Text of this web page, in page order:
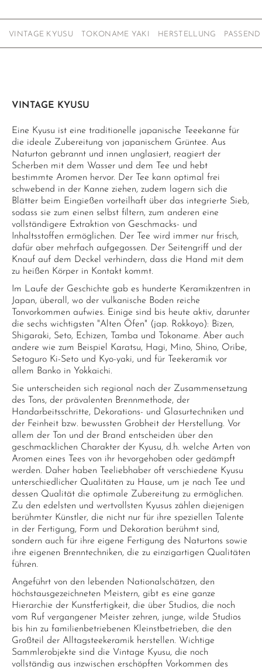
VINTAGE KYUSU TOKONAME YAKI HERSTELLUNG
VINTAGE KYUSU
Eine Kyusu ist eine traditionelle japanische Teeekanne für
die ideale Zubereitung von japanischem Grüntee. Aus
Naturton gebrannt und innen unglasiert, reagiert der
Scherben mit dem Wasser und dem Tee und hebt
bestimmte Aromen hervor. Der Tee kann optimal frei
schwebend in der Kanne ziehen, zudem lagern sich die
Blätter beim Eingießen vorteilhaft über das integrierte Sieb,
sodass sie zum einen selbst filtern, zum anderen eine
vollständigere Extraktion von Geschmacks- und
Inhaltsstoffen ermöglichen. Der Tee wird immer nur frisch,
dafür aber mehrfach aufgegossen. Der Seitengriff und der
Knauf auf dem Deckel verhindern, dass die Hand mit dem
zu heißen Körper in Kontakt kommt.
Im Laufe der Geschichte gab es hunderte Keramikzentren in
Japan, überall, wo der vulkanische Boden reiche
Tonvorkommen aufwies. Einige sind bis heute aktiv, darunter
die sechs wichtigsten "Alten Öfen" (jap. Rokkoyo): Bizen,
Shigaraki, Seto, Echizen, Tamba und Tokoname. Aber auch
andere wie zum Beispiel Karatsu, Hagi, Mino, Shino, Oribe,
Setoguro Ki-Seto und Kyo-yaki, und für Teekeramik vor
allem Banko in Yokkaichi.
Sie unterscheiden sich regional nach der Zusammensetzung
des Tons, der prävalenten Brennmethode, der
Handarbeitsschritte, Dekorations- und Glasurtechniken und
der Feinheit bzw. bewussten Grobheit der Herstellung. Vor
allem der Ton und der Brand entscheiden über den
geschmacklichen Charakter der Kyusu, d.h. welche Arten von
Aromen eines Tees von ihr hevorgehoben oder gedämpft
werden. Daher haben Teeliebhaber oft verschiedene Kyusu
unterschiedlicher Qualitäten zu Hause, um je nach Tee und
dessen Qualität die optimale Zubereitung zu ermöglichen.
Zu den edelsten und wertvollsten Kyusus zählen diejenigen
berühmter Künstler, die nicht nur für ihre speziellen Talente
in der Fertigung, Form und Dekoration berühmt sind,
sondern auch für ihre eigene Fertigung des Naturtons sowie
ihre eigenen Brenntechniken, die zu einzigartigen Qualitäten
führen.
Angeführt von den lebenden Nationalschätzen, den
höchstausgezeichneten Meistern, gibt es eine ganze
Hierarchie der Kunstfertigkeit, die über Studios, die noch
vom Ruf vergangener Meister zehren, junge, wilde Studios
bis hin zu familienbetriebenen Kleinstbetrieben, die den
Großteil der Alltagsteekeramik herstellen. Wichtige
Sammlerobjekte sind die Vintage Kyusu, die noch
vollständig aus inzwischen erschöpften Vorkommen des